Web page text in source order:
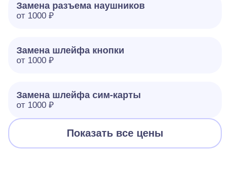
Замена разъема наушников
от 1000 ₽
Замена шлейфа кнопки
от 1000 ₽
Замена шлейфа сим-карты
от 1000 ₽
Показать все цены